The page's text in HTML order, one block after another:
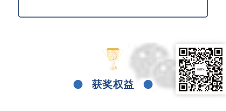
获奖权益